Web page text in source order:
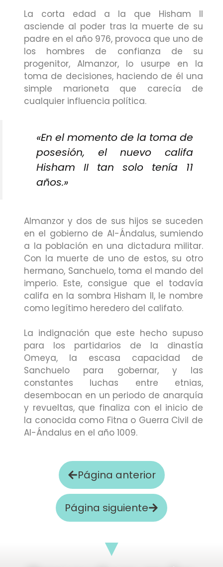
La corta edad a la que Hisham II
asciende al poder tras la muerte de su
padre en el año 976, provoca que uno de
los hombres de confianza de su
progenitor, Almanzor, lo usurpe en la
toma de decisiones, haciendo de él una
simple marioneta que carecía de
cualquier influencia política.
«En el momento de la toma de
posesión, el nuevo califa
Hisham II tan solo tenía 11
años.»
Almanzor y dos de sus hijos se suceden
en el gobierno de Al-Ándalus, sumiendo
a la población en una dictadura militar.
Con la muerte de uno de estos, su otro
hermano, Sanchuelo, toma el mando del
imperio. Este, consigue que el todavía
califa en la sombra Hisham II, le nombre
como legítimo heredero del califato.
La indignación que este hecho supuso
para los partidarios de la dinastía
Omeya, la escasa capacidad de
Sanchuelo para gobernar, y las
constantes luchas entre etnias,
desembocan en un periodo de anarquía
y revueltas, que finaliza con el inicio de
la conocida como Fitna o Guerra Civil de
Al-Ándalus en el año 1009.
Página anterior
Página siguiente